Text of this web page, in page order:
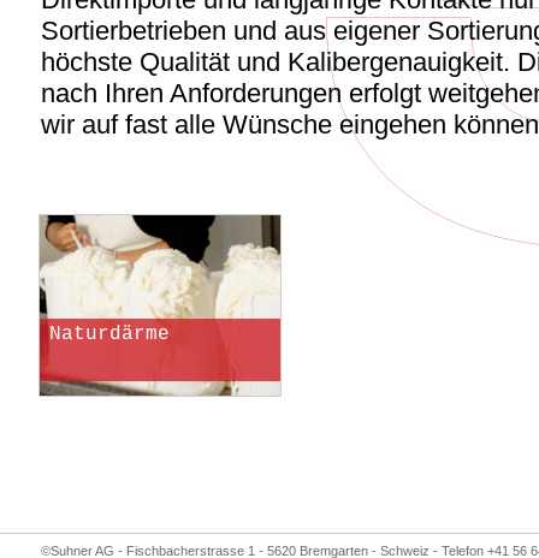
Sortierbetrieben und aus eigener
höchste Qualität und Kalibergenauigkeit.
nach Ihren Anforderungen erfolgt
wir auf fast alle Wünsche eingehen
Naturdärme
©Suhner AG - Fischbacherstrasse 1 - 5620 Bremgarten - Schweiz - Telefon +41 56